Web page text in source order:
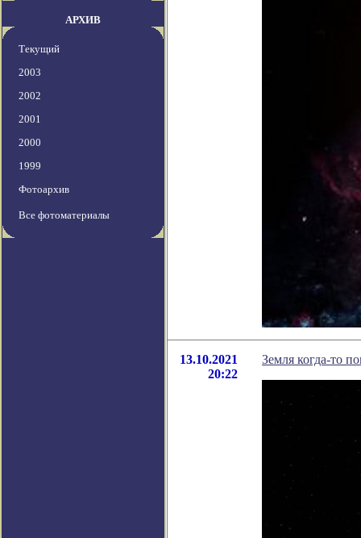
АРХИВ
Текущий
2003
2002
2001
2000
1999
Фотоархив
Все фотоматериалы
13.10.2021
20:22
Земля когда-то